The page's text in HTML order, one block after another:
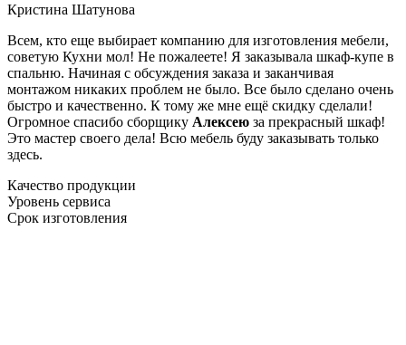
Кристина Шатунова
Всем, кто еще выбирает компанию для изготовления мебели,
советую Кухни мол! Не пожалеете! Я заказывала шкаф-купе в
спальню. Начиная с обсуждения заказа и заканчивая
монтажом никаких проблем не было. Все было сделано очень
быстро и качественно. К тому же мне ещё скидку сделали!
Огромное спасибо сборщику Алексею за прекрасный шкаф!
Это мастер своего дела! Всю мебель буду заказывать только
здесь.
Качество продукции
Уровень сервиса
Срок изготовления